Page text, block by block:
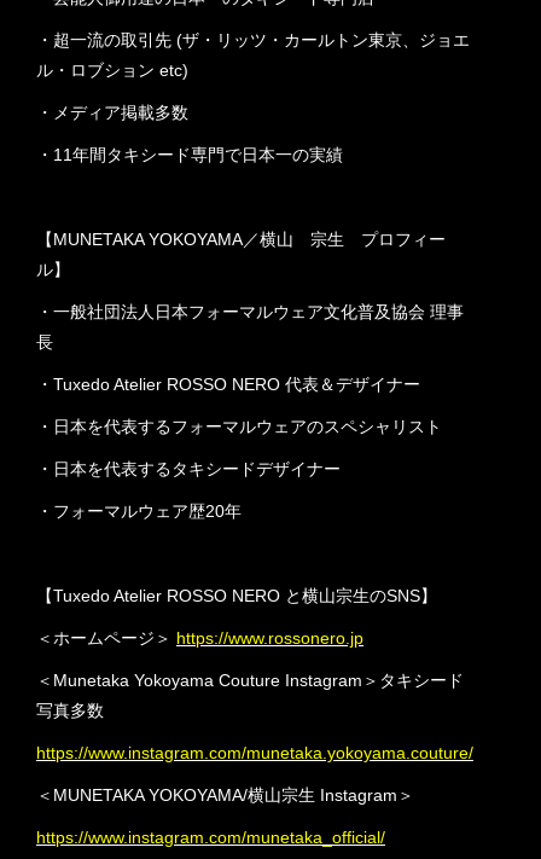
・超一流の取引先 (ザ・リッツ・カールトン東京、ジョエ
ル・ロブション etc)
・メディア掲載多数
・11年間タキシード専門で日本一の実績
【MUNETAKA YOKOYAMA／横山 宗生 プロフィー
ル】
・一般社団法人日本フォーマルウェア文化普及協会 理事
長
・Tuxedo Atelier ROSSO NERO 代表＆デザイナー
・日本を代表するフォーマルウェアのスペシャリスト
・日本を代表するタキシードデザイナー
・フォーマルウェア歴20年
【Tuxedo Atelier ROSSO NERO と横山宗生のSNS】
＜ホームページ＞ https://www.rossonero.jp
＜Munetaka Yokoyama Couture Instagram＞タキシード
写真多数
https://www.instagram.com/munetaka.yokoyama.couture/
＜MUNETAKA YOKOYAMA/横山宗生 Instagram＞
https://www.instagram.com/munetaka_official/